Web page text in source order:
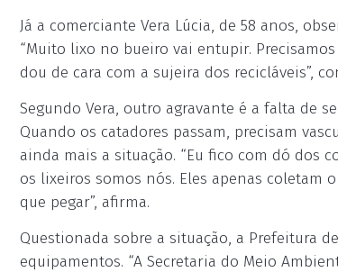
Já a comerciante Vera Lúcia, de 58 anos,
“Muito lixo no bueiro vai entupir.
dou de cara com a sujeira dos recicláveis”,
Segundo Vera, outro agravante é a falta de
Quando os catadores passam, precisam
ainda mais a situação. “Eu fico com dó dos
os lixeiros somos nós. Eles apenas coletam
que pegar”, afirma.
Questionada sobre a situação, a Prefeitura
equipamentos. “A Secretaria do Meio